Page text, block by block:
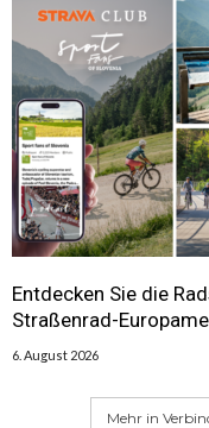
Entdecken Sie die
Straßenrad-
6. August 2026
Mehr in